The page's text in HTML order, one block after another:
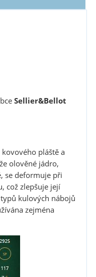
Sellier&Bellot
pláště a
olověné jádro,
se deformuje při
což zlepšuje její
kulových nábojů
zejména